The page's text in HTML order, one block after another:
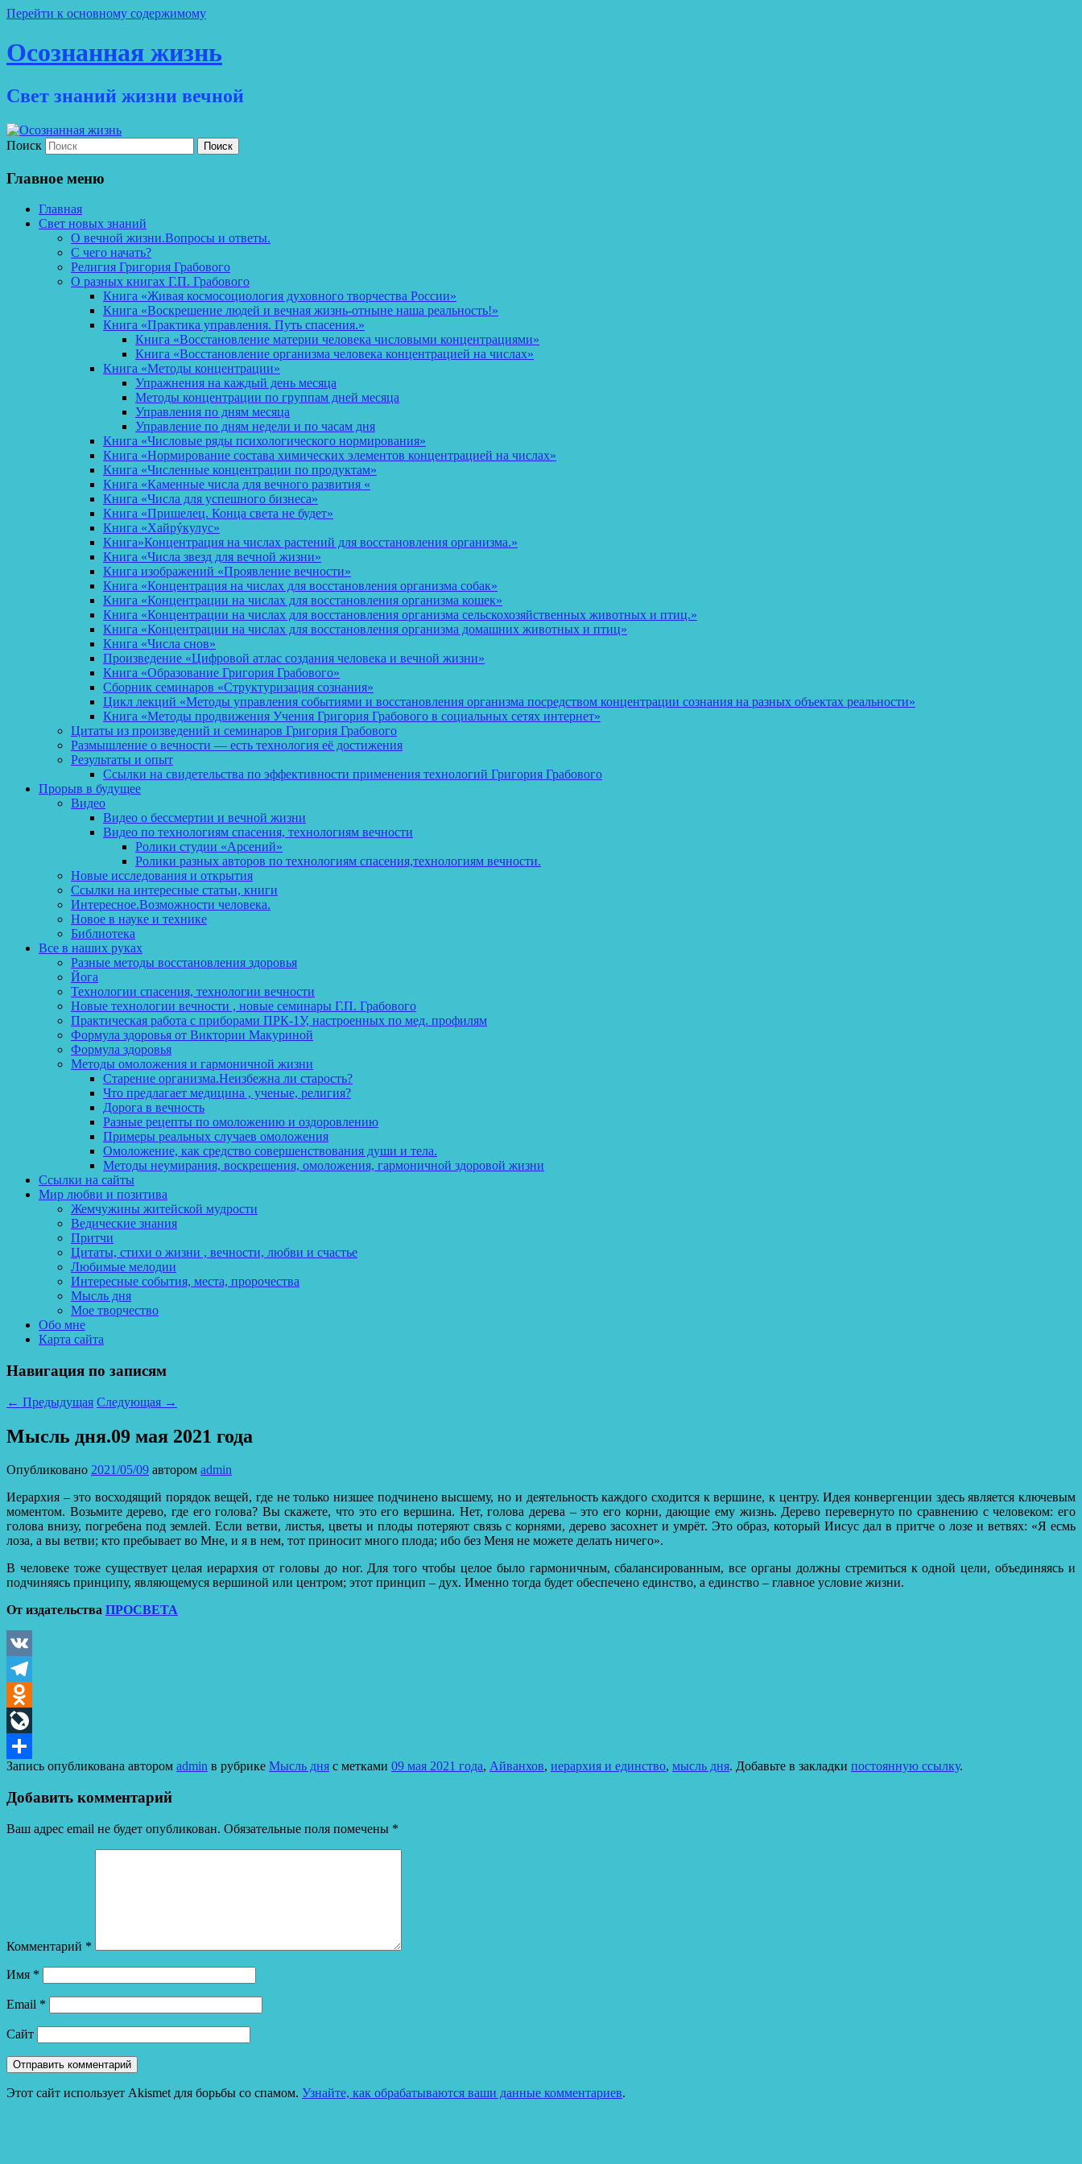
Перейти к основному содержимому
Осознанная жизнь
Свет знаний жизни вечной
Поиск
Главное меню
Главная
Свет новых знаний
О вечной жизни.Вопросы и ответы.
С чего начать?
Религия Григория Грабового
О разных книгах Г.П. Грабового
Книга «Живая космосоциология духовного творчества России»
Книга «Воскрешение людей и вечная жизнь-отныне наша реальность!»
Книга «Практика управления. Путь спасения.»
Книга «Восстановление материи человека числовыми концентрациями»
Книга «Восстановление организма человека концентрацией на числах»
Книга «Методы концентрации»
Упражнения на каждый день месяца
Методы концентрации по группам дней месяца
Управления по дням месяца
Управление по дням недели и по часам дня
Книга «Числовые ряды психологического нормирования»
Книга «Нормирование состава химических элементов концентрацией на числах»
Книга «Численные концентрации по продуктам»
Книга «Каменные числа для вечного развития «
Книга «Числа для успешного бизнеса»
Книга «Пришелец. Конца света не будет»
Книга «Хайрýкулус»
Книга»Концентрация на числах растений для восстановления организма.»
Книга «Числа звезд для вечной жизни»
Книга изображений «Проявление вечности»
Книга «Концентрация на числах для восстановления организма собак»
Книга «Концентрации на числах для восстановления организма кошек»
Книга «Концентрации на числах для восстановления организма сельскохозяйственных животных и птиц.»
Книга «Концентрации на числах для восстановления организма домашних животных и птиц»
Книга «Числа снов»
Произведение «Цифровой атлас создания человека и вечной жизни»
Книга «Образование Григория Грабового»
Сборник семинаров «Структуризация сознания»
Цикл лекций «Методы управления событиями и восстановления организма посредством концентрации сознания на разных объектах реальности»
Книга «Методы продвижения Учения Григория Грабового в социальных сетях интернет»
Цитаты из произведений и семинаров Григория Грабового
Размышление о вечности — есть технология её достижения
Результаты и опыт
Ссылки на свидетельства по эффективности применения технологий Григория Грабового
Прорыв в будущее
Видео
Видео о бессмертии и вечной жизни
Видео по технологиям спасения, технологиям вечности
Ролики студии «Арсений»
Ролики разных авторов по технологиям спасения,технологиям вечности.
Новые исследования и открытия
Ссылки на интересные статьи, книги
Интересное.Возможности человека.
Новое в науке и технике
Библиотека
Все в наших руках
Разные методы восстановления здоровья
Йога
Технологии спасения, технологии вечности
Новые технологии вечности , новые семинары Г.П. Грабового
Практическая работа с приборами ПРК-1У, настроенных по мед. профилям
Формула здоровья от Виктории Макуриной
Формула здоровья
Методы омоложения и гармоничной жизни
Старение организма.Неизбежна ли старость?
Что предлагает медицина , ученые, религия?
Дорога в вечность
Разные рецепты по омоложению и оздоровлению
Примеры реальных случаев омоложения
Омоложение, как средство совершенствования души и тела.
Методы неумирания, воскрешения, омоложения, гармоничной здоровой жизни
Ссылки на сайты
Мир любви и позитива
Жемчужины житейской мудрости
Ведические знания
Притчи
Цитаты, стихи о жизни , вечности, любви и счастье
Любимые мелодии
Интересные события, места, пророчества
Мысль дня
Мое творчество
Обо мне
Карта сайта
Навигация по записям
← Предыдущая Следующая →
Мысль дня.09 мая 2021 года
Опубликовано 2021/05/09 автором admin
Иерархия – это восходящий порядок вещей, где не только низшее подчинено высшему, но и деятельность каждого сходится к вершине, к центру. Идея конвергенции здесь является ключевым
моментом. Возьмите дерево, где его голова? Вы скажете, что это его вершина. Нет, голова дерева – это его корни, дающие ему жизнь. Дерево перевернуто по сравнению с человеком: его
голова внизу, погребена под землей. Если ветви, листья, цветы и плоды потеряют связь с корнями, дерево засохнет и умрёт. Это образ, который Иисус дал в притче о лозе и ветвях: «Я есмь
лоза, а вы ветви; кто пребывает во Мне, и я в нем, тот приносит много плода; ибо без Меня не можете делать ничего».
В человеке тоже существует целая иерархия от головы до ног. Для того чтобы целое было гармоничным, сбалансированным, все органы должны стремиться к одной цели, объединяясь и
подчиняясь принципу, являющемуся вершиной или центром; этот принцип – дух. Именно тогда будет обеспечено единство, а единство – главное условие жизни.
От издательства ПРОСВЕТА
VK
Telegram
Odnoklassniki
LiveJournal
Отправить
Запись опубликована автором admin в рубрике Мысль дня с метками 09 мая 2021 года, Айванхов, иерархия и единство, мысль дня. Добавьте в закладки постоянную ссылку.
Добавить комментарий
Ваш адрес email не будет опубликован. Обязательные поля помечены *
Комментарий *
Имя *
Email *
Сайт
Этот сайт использует Akismet для борьбы со спамом. Узнайте, как обрабатываются ваши данные комментариев.